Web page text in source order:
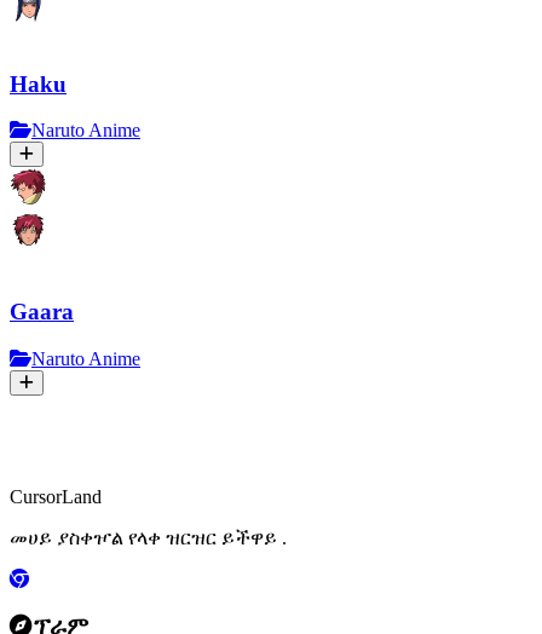
Haku
Naruto Anime
Gaara
Naruto Anime
CursorLand
መሀይ ያስቀዦል የላቀ ዝርዝር ይችዋይ .
ፕራም